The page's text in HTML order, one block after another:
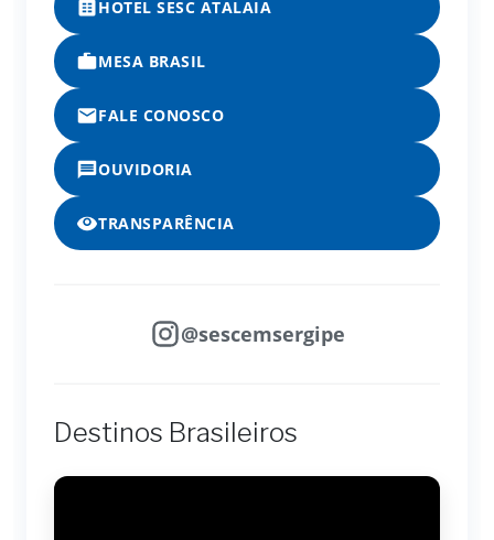
HOTEL SESC ATALAIA
MESA BRASIL
FALE CONOSCO
OUVIDORIA
TRANSPARÊNCIA
@sescemsergipe
Destinos Brasileiros